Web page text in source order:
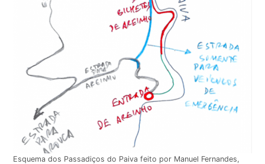
Esquema dos Passadiços do Paiva feito por Manuel Fernandes,